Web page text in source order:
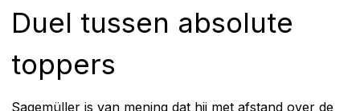
Duel tussen absolute
toppers
Sagemüller is van mening dat hij met afstand over de